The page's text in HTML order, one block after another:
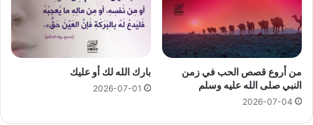
من أروع قصص الحب في زمن
النبي صلى الله عليه وسلم
2026-07-04
بارك الله لك أو عليك
2026-07-01